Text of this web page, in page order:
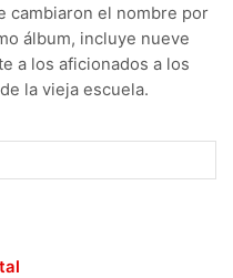
cambiaron el nombre por
álbum, incluye nueve
a los aficionados a los
la vieja escuela.